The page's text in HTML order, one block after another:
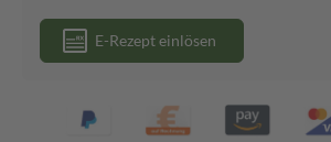
E-Rezept einlösen